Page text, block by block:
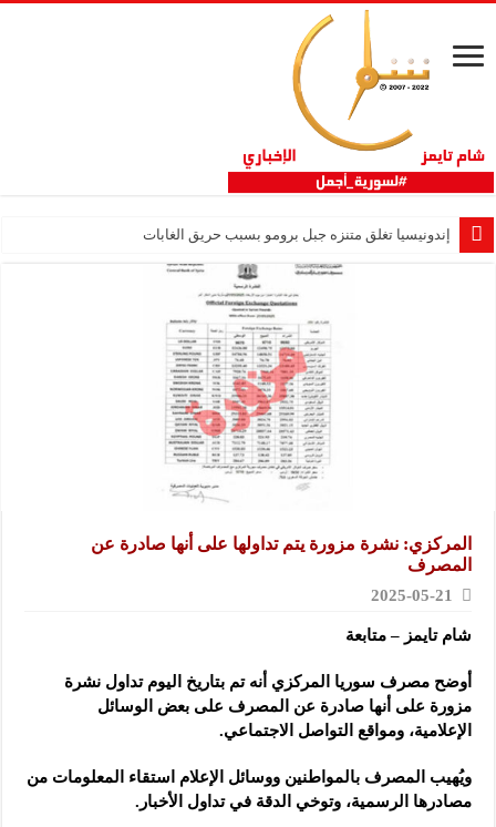
إندونيسيا تغلق متنزه جبل برومو بسبب حريق الغابات
المركزي: نشرة مزورة يتم تداولها على أنها صادرة عن
المصرف
2025-05-21
شام تايمز – متابعة
أوضح مصرف سوريا المركزي أنه تم بتاريخ اليوم تداول نشرة
مزورة على أنها صادرة عن المصرف على بعض الوسائل
الإعلامية، ومواقع التواصل الاجتماعي.
ويُهيب المصرف بالمواطنين ووسائل الإعلام استقاء المعلومات من
مصادرها الرسمية، وتوخي الدقة في تداول الأخبار.